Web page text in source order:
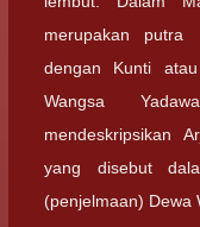
merupakan putra
dengan Kunti
Wangsa
mendeskripsikan
yang disebut
(penjelmaan) Dewa